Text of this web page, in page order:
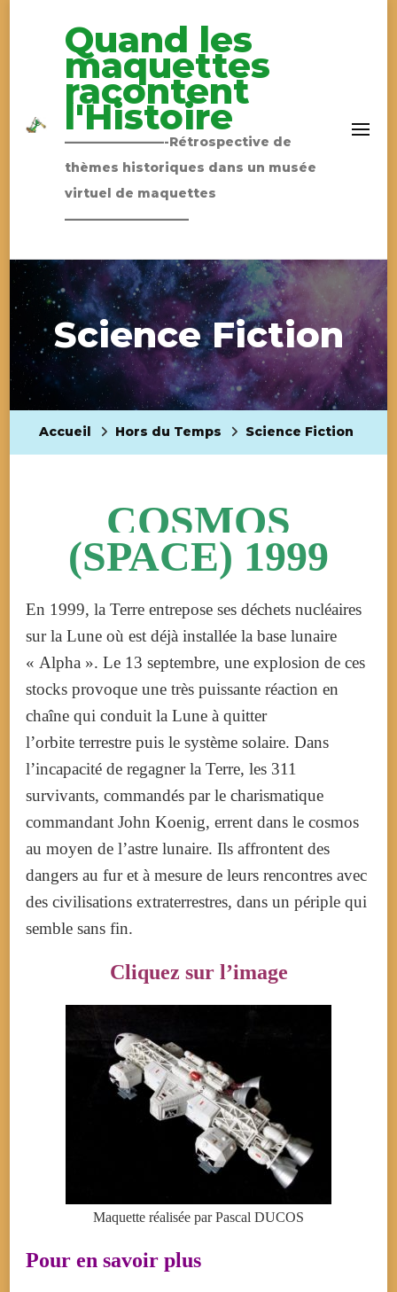
Quand les
maquettes
racontent
l'Histoire
————————-Rétrospective de
thèmes historiques dans un musée
virtuel de maquettes
——————————
Science Fiction
Accueil Hors du Temps Science Fiction
COSMOS
(SPACE) 1999
En 1999, la Terre entrepose ses déchets nucléaires
sur la Lune où est déjà installée la base lunaire
« Alpha ». Le 13 septembre, une explosion de ces
stocks provoque une très puissante réaction en
chaîne qui conduit la Lune à quitter
l’orbite terrestre puis le système solaire. Dans
l’incapacité de regagner la Terre, les 311
survivants, commandés par le charismatique
commandant John Koenig, errent dans le cosmos
au moyen de l’astre lunaire. Ils affrontent des
dangers au fur et à mesure de leurs rencontres avec
des civilisations extraterrestres, dans un périple qui
semble sans fin.
Cliquez sur l’image
Maquette réalisée par Pascal DUCOS
Pour en savoir plus